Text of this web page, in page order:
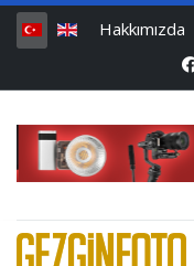
Hakkımızda